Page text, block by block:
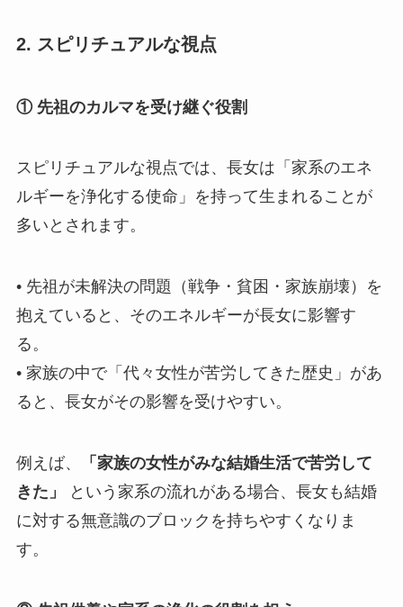
2. スピリチュアルな視点
① 先祖のカルマを受け継ぐ役割
スピリチュアルな視点では、長女は「家系のエネ
ルギーを浄化する使命」を持って生まれることが
多いとされます。
• 先祖が未解決の問題（戦争・貧困・家族崩壊）を
抱えていると、そのエネルギーが長女に影響す
る。
• 家族の中で「代々女性が苦労してきた歴史」があ
ると、長女がその影響を受けやすい。
例えば、
「家族の女性がみな結婚生活で苦労して
きた」
という家系の流れがある場合、長女も結婚
に対する無意識のブロックを持ちやすくなりま
す。